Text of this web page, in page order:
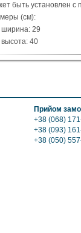
быть установлен с
(см):
ширина: 29
высота: 40
глубина: 9
Прийом
+38 (068)
+38 (093)
+38 (050)